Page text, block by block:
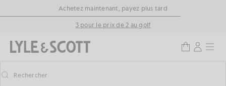
Aller directement au contenu principal
Informations sur l'accessibilité
Achetez maintenant, payez plus tard
3 pour le prix de 2 au golf
Activer/désactiver la recherche prédictive
Rechercher